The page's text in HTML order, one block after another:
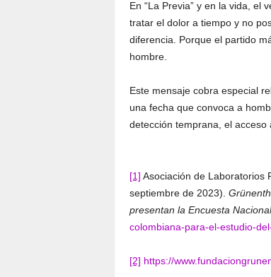
En “La Previa” y en la vida, el
tratar el dolor a tiempo y no
diferencia. Porque el partido
hombre.
Este mensaje cobra especial
una fecha que convoca a
detección temprana, el acceso
[1] Asociación de Laboratorios
septiembre de 2023).
presentan la Encuesta
colombiana-para-el-estudio-
[2] https://